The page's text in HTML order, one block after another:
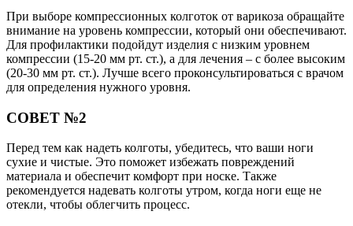
При выборе компрессионных колготок от варикоза обращайте
внимание на уровень компрессии, который они обеспечивают.
Для профилактики подойдут изделия с низким уровнем
компрессии (15-20 мм рт. ст.), а для лечения – с более высоким
(20-30 мм рт. ст.). Лучше всего проконсультироваться с врачом
для определения нужного уровня.
СОВЕТ №2
Перед тем как надеть колготы, убедитесь, что ваши ноги
сухие и чистые. Это поможет избежать повреждений
материала и обеспечит комфорт при носке. Также
рекомендуется надевать колготы утром, когда ноги еще не
отекли, чтобы облегчить процесс.